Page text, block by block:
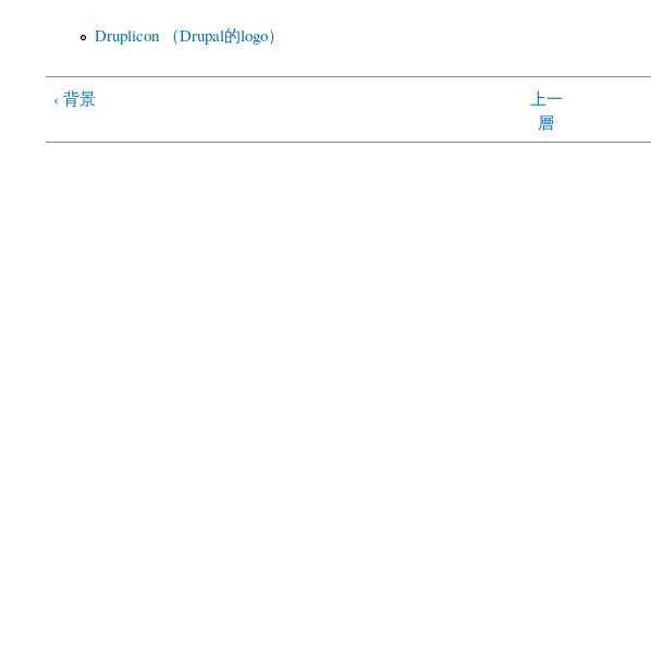
Druplicon （Drupal的logo）
‹ 背景
上一
層